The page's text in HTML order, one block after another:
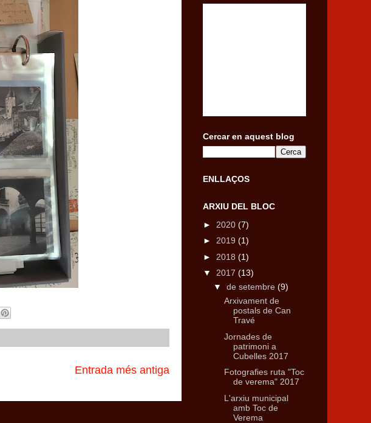
Entrada més antiga
Cercar en aquest blog
ENLLAÇOS
ARXIU DEL BLOC
► 2020 (7)
► 2019 (1)
► 2018 (1)
▼ 2017 (13)
▼ de setembre (9)
Arxivament de
postals de Can
Travé
Jornades de
patrimoni a
Cubelles 2017
Fotografies ruta "Toc
de verema" 2017
L'arxiu municipal
amb Toc de
Verema